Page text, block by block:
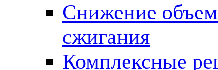
Снижение
сжигания
Комплексные